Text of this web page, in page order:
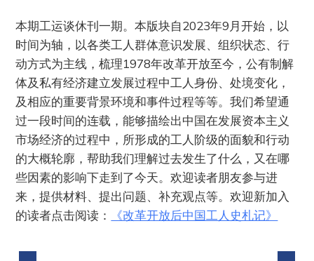
本期工运谈休刊一期。本版块自2023年9月开始，以
时间为轴，以各类工人群体意识发展、组织状态、行
动方式为主线，梳理1978年改革开放至今，公有制解
体及私有经济建立发展过程中工人身份、处境变化，
及相应的重要背景环境和事件过程等等。我们希望通
过一段时间的连载，能够描绘出中国在发展资本主义
市场经济的过程中，所形成的工人阶级的面貌和行动
的大概轮廓，帮助我们理解过去发生了什么，又在哪
些因素的影响下走到了今天。欢迎读者朋友参与进
来，提供材料、提出问题、补充观点等。欢迎新加入
的读者点击阅读：
《改革开放后中国工人史札记》